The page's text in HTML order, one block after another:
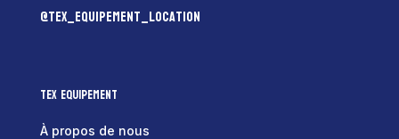
@tex_equipement_location
Tex Equipement
À propos de nous